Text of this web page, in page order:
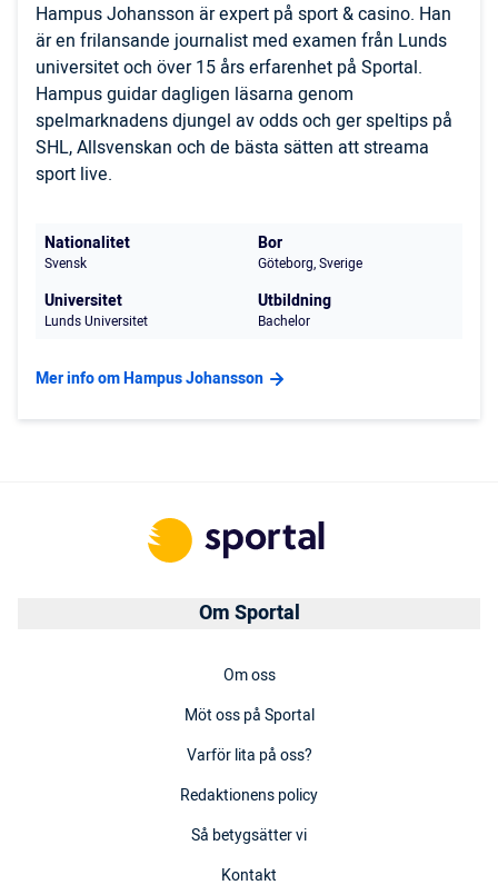
Hampus Johansson är expert på sport & casino. Han
är en frilansande journalist med examen från Lunds
universitet och över 15 års erfarenhet på Sportal.
Hampus guidar dagligen läsarna genom
spelmarknadens djungel av odds och ger speltips på
SHL, Allsvenskan och de bästa sätten att streama
sport live.
Nationalitet
Svensk
Bor
Göteborg, Sverige
Universitet
Lunds Universitet
Utbildning
Bachelor
Mer info om Hampus Johansson
Om Sportal
Om oss
Möt oss på Sportal
Varför lita på oss?
Redaktionens policy
Så betygsätter vi
Kontakt